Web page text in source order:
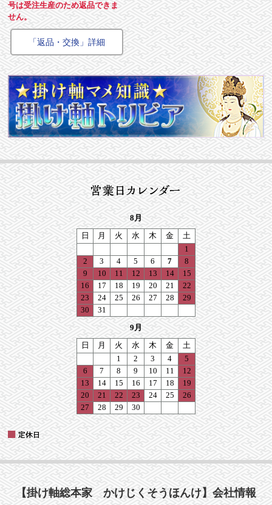
号は受注生産のため返品できま
せん。
「返品・交換」詳細
【掛け軸総本家 かけじくそうほんけ】会社情報